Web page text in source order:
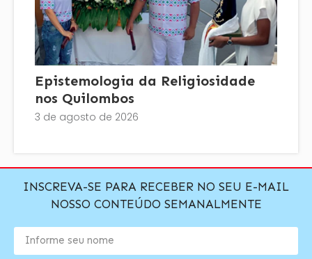
Epistemologia da Religiosidade
nos Quilombos
3 de agosto de 2026
INSCREVA-SE PARA RECEBER NO SEU E-MAIL
NOSSO CONTEÚDO SEMANALMENTE